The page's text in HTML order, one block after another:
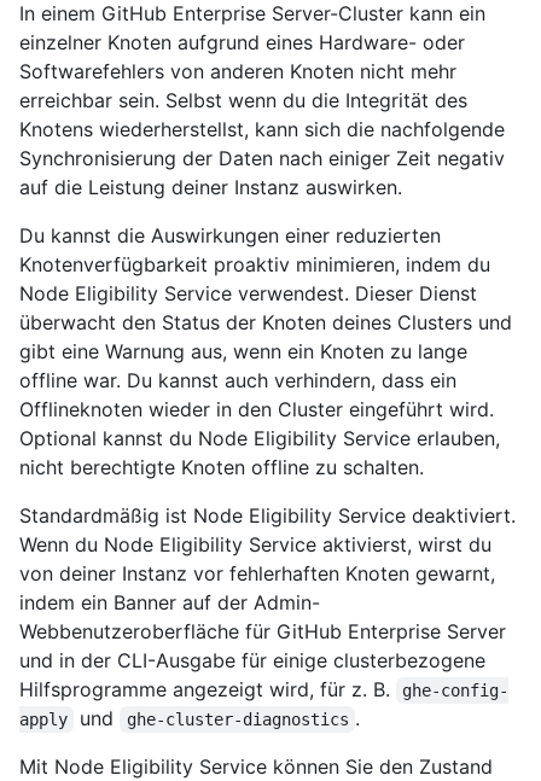
In einem GitHub Enterprise Server-Cluster kann ein
einzelner Knoten aufgrund eines Hardware- oder
Softwarefehlers von anderen Knoten nicht mehr
erreichbar sein. Selbst wenn du die Integrität des
Knotens wiederherstellst, kann sich die nachfolgende
Synchronisierung der Daten nach einiger Zeit negativ
auf die Leistung deiner Instanz auswirken.
Du kannst die Auswirkungen einer reduzierten
Knotenverfügbarkeit proaktiv minimieren, indem du
Node Eligibility Service verwendest. Dieser Dienst
überwacht den Status der Knoten deines Clusters und
gibt eine Warnung aus, wenn ein Knoten zu lange
offline war. Du kannst auch verhindern, dass ein
Offlineknoten wieder in den Cluster eingeführt wird.
Optional kannst du Node Eligibility Service erlauben,
nicht berechtigte Knoten offline zu schalten.
Standardmäßig ist Node Eligibility Service deaktiviert.
Wenn du Node Eligibility Service aktivierst, wirst du
von deiner Instanz vor fehlerhaften Knoten gewarnt,
indem ein Banner auf der Admin-
Webbenutzeroberfläche für GitHub Enterprise Server
und in der CLI-Ausgabe für einige clusterbezogene
Hilfsprogramme angezeigt wird, für z. B.
ghe-config-
apply
und ghe-cluster-diagnostics .
Mit Node Eligibility Service können Sie den Zustand